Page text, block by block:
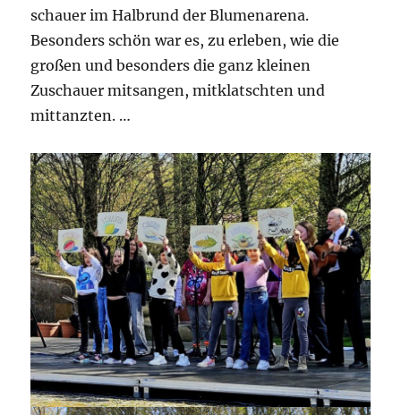
schauer im Halbrund der Blumenarena.
Besonders schön war es, zu erleben, wie die
großen und besonders die ganz kleinen
Zuschauer mitsangen, mitklatschten und
mittanzten. …